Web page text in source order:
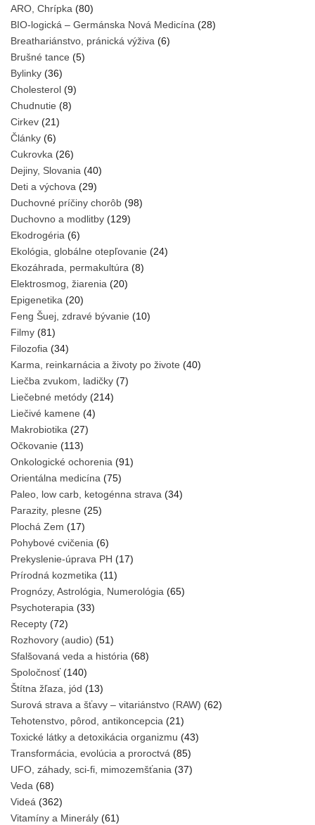
ARO, Chrípka (80)
BIO-logická – Germánska Nová Medicína (28)
Breathariánstvo, pránická výživa (6)
Brušné tance (5)
Bylinky (36)
Cholesterol (9)
Chudnutie (8)
Cirkev (21)
Články (6)
Cukrovka (26)
Dejiny, Slovania (40)
Deti a výchova (29)
Duchovné príčiny chorôb (98)
Duchovno a modlitby (129)
Ekodrogéria (6)
Ekológia, globálne otepľovanie (24)
Ekozáhrada, permakultúra (8)
Elektrosmog, žiarenia (20)
Epigenetika (20)
Feng Šuej, zdravé bývanie (10)
Filmy (81)
Filozofia (34)
Karma, reinkarnácia a životy po živote (40)
Liečba zvukom, ladičky (7)
Liečebné metódy (214)
Liečivé kamene (4)
Makrobiotika (27)
Očkovanie (113)
Onkologické ochorenia (91)
Orientálna medicína (75)
Paleo, low carb, ketogénna strava (34)
Parazity, plesne (25)
Plochá Zem (17)
Pohybové cvičenia (6)
Prekyslenie-úprava PH (17)
Prírodná kozmetika (11)
Prognózy, Astrológia, Numerológia (65)
Psychoterapia (33)
Recepty (72)
Rozhovory (audio) (51)
Sfalšovaná veda a história (68)
Spoločnosť(140)
Štítna žľaza, jód (13)
Surová strava a šťavy – vitariánstvo (RAW) (62)
Tehotenstvo, pôrod, antikoncepcia (21)
Toxické látky a detoxikácia organizmu (43)
Transformácia, evolúcia a proroctvá (85)
UFO, záhady, sci-fi, mimozemšťania (37)
Veda (68)
Videá (362)
Vitamíny a Minerály (61)